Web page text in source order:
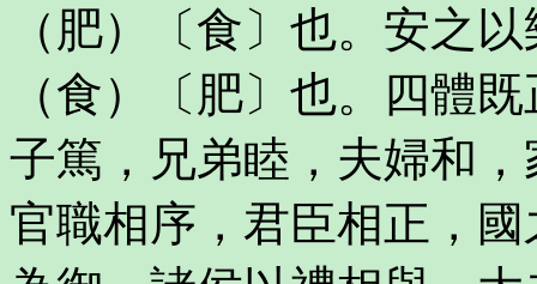
（肥）〔食〕也。安之
（食）〔肥〕也。四體
子篤，兄弟睦，夫婦和
官職相序，君臣相正，